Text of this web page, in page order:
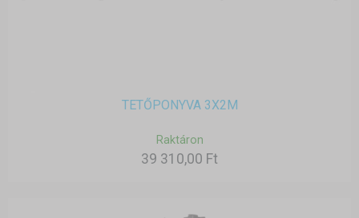
TETŐPONYVA 3X2M
Raktáron
39 310,00 Ft